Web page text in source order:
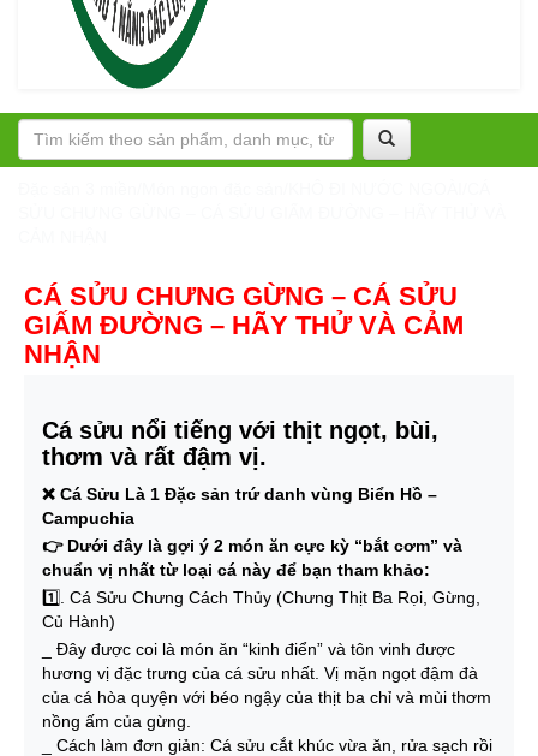
CÁ SỬU CHƯNG GỪNG – CÁ SỬU
GIẤM ĐƯỜNG – HÃY THỬ VÀ CẢM
NHẬN
Cá sửu nổi tiếng với thịt ngọt, bùi,
thơm và rất đậm vị.
❌ Cá Sửu Là 1 Đặc sản trứ danh vùng Biển Hồ –
Campuchia
👉 Dưới đây là gợi ý 2 món ăn cực kỳ “bắt cơm” và
chuẩn vị nhất từ loại cá này để bạn tham khảo:
1️⃣. Cá Sửu Chưng Cách Thủy (Chưng Thịt Ba Rọi, Gừng,
Củ Hành)
_ Đây được coi là món ăn “kinh điển” và tôn vinh được
hương vị đặc trưng của cá sửu nhất. Vị mặn ngọt đậm đà
của cá hòa quyện với béo ngậy của thịt ba chỉ và mùi thơm
nồng ấm của gừng.
_ Cách làm đơn giản: Cá sửu cắt khúc vừa ăn, rửa sạch rồi